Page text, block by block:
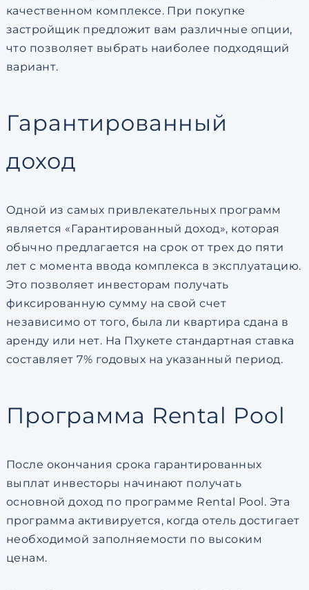
качественном комплексе. При покупке
застройщик предложит вам различные опции,
что позволяет выбрать наиболее подходящий
вариант.
Гарантированный
доход
Одной из самых привлекательных программ
является «Гарантированный доход», которая
обычно предлагается на срок от трех до пяти
лет с момента ввода комплекса в эксплуатацию.
Это позволяет инвесторам получать
фиксированную сумму на свой счет
независимо от того, была ли квартира сдана в
аренду или нет. На Пхукете стандартная ставка
составляет 7% годовых на указанный период.
Программа Rental Pool
После окончания срока гарантированных
выплат инвесторы начинают получать
основной доход по программе Rental Pool. Эта
программа активируется, когда отель достигает
необходимой заполняемости по высоким
ценам.